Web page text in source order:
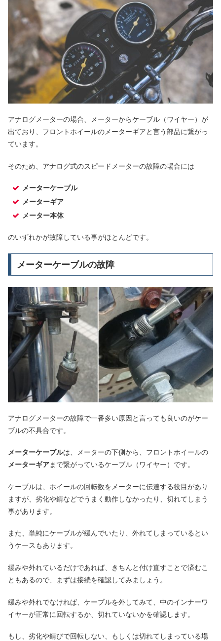
アナログメーターの場合、メーターからケーブル（ワイヤー）が
出ており、フロントホイールのメーターギアと言う部品に繋がっ
ています。
そのため、アナログ式のスピードメーターの故障の場合には
メーターケーブル
メーターギア
メーター本体
のいずれかが故障している事がほとんどです。
メーターケーブルの故障
アナログメーターの故障で一番多い原因と言っても良いのがケー
ブルの不具合です。
メーターケーブルは、メーターの下側から、フロントホイールの
メーターギアまで繋がっているケーブル（ワイヤー）です。
ケーブルは、ホイールの回転数をメーターに伝達する役目があり
ますが、劣化や錆などでうまく動作しなかったり、切れてしまう
事があります。
また、単純にケーブルが緩んでいたり、外れてしまっているとい
うケースもあります。
緩みや外れているだけであれば、きちんと付け直すことで済むこ
ともあるので、まずは接続を確認してみましょう。
緩みや外れでなければ、ケーブルを外してみて、中のインナーワ
イヤーが正常に回転するか、切れていないかを確認します。
もし、劣化や錆びで回転しない、もしくは切れてしまっている場